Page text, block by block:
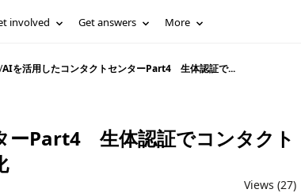
involved Get answers More
AIを活用したコンタクトセンターPart4 生体認証で...
ーPart4 生体認証でコンタクト
Views (27)